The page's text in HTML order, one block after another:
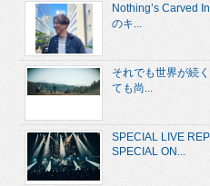
Nothing’s Carved
のキ...
それでも世界が続
ても尚...
SPECIAL LIVE
SPECIAL ON...